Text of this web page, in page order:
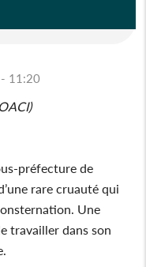
11:20
préfecture de
rare cruauté qui
Une
travailler dans son